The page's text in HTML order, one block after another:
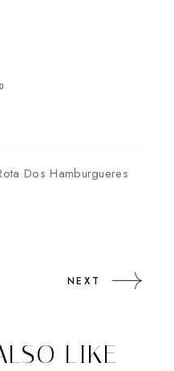
Dos Hamburgueres
NEXT
LIKE